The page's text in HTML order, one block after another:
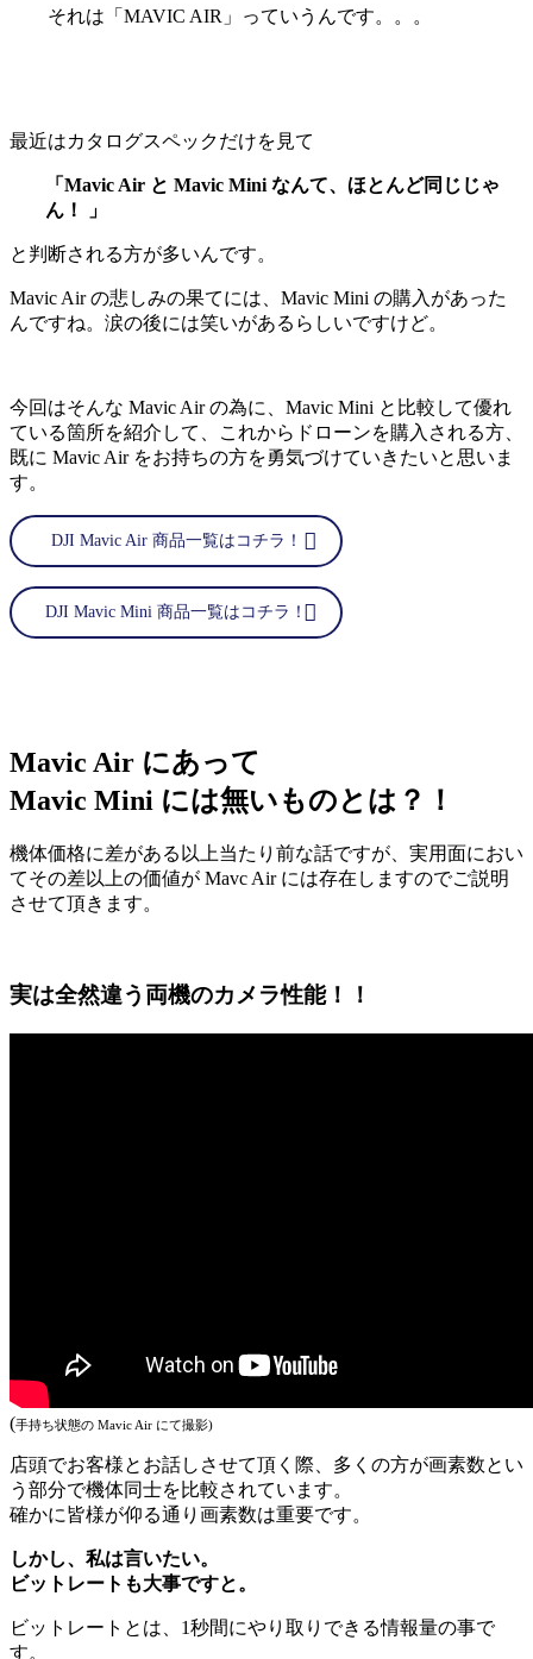
それは「MAVIC AIR」っていうんです。。。
最近はカタログスペックだけを見て
「Mavic Air と Mavic Mini なんて、ほとんど同じじゃ
ん！ 」
と判断される方が多いんです。
Mavic Air の悲しみの果てには、Mavic Mini の購入があった
んですね。涙の後には笑いがあるらしいですけど。
今回はそんな Mavic Air の為に、Mavic Mini と比較して優れ
ている箇所を紹介して、これからドローンを購入される方、
既に Mavic Air をお持ちの方を勇気づけていきたいと思いま
す。
DJI Mavic Air 商品一覧はコチラ！
DJI Mavic Mini 商品一覧はコチラ！
Mavic Air にあって
Mavic Mini には無いものとは？！
機体価格に差がある以上当たり前な話ですが、実用面におい
てその差以上の価値が Mavc Air には存在しますのでご説明
させて頂きます。
実は全然違う両機のカメラ性能！！
(手持ち状態の Mavic Air にて撮影)
店頭でお客様とお話しさせて頂く際、多くの方が画素数とい
う部分で機体同士を比較されています。
確かに皆様が仰る通り画素数は重要です。
しかし、私は言いたい。
ビットレートも大事ですと。
ビットレートとは、1秒間にやり取りできる情報量の事で
す。